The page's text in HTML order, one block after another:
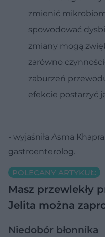
zmienić
spowodować
zmiany mogą
zarówno
zaburzeń
efekcie postarzyć
- wyjaśniła Asma
gastroenterolog.
POLECANY ARTYKUŁ:
Masz przewlekły
Jelita można
Niedobór błonnika